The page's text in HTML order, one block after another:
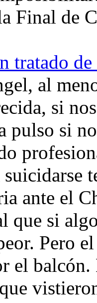
Final de
tratado
al
si
pulso si
ante el
que si
Pero
el